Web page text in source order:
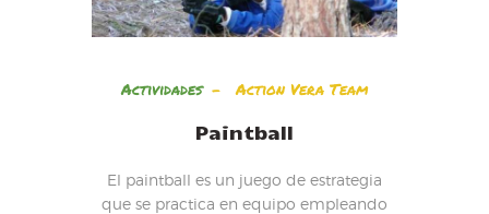
Actividades Action Vera Team
Paintball
El paintball es un juego de estrategia
que se practica en equipo empleando